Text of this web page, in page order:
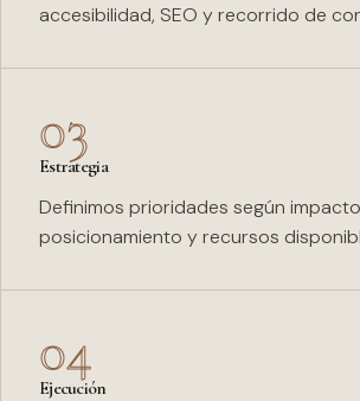
accesibilidad, SEO y recorrido de
03
Estrategia
Definimos prioridades según
posicionamiento y recursos
04
Ejecución